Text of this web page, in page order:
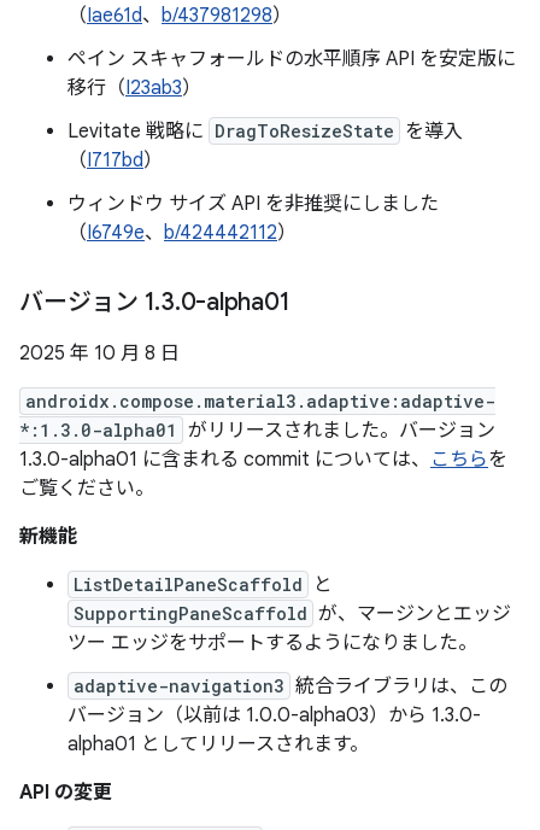
（Iae61d、 b/437981298）
ペイン スキャフォールドの水平順序 API を安定版に
移行（I23ab3）
Levitate 戦略に DragToResizeState を導入
（I717bd）
ウィンドウ サイズ API を非推奨にしました
（I6749e、 b/424442112）
バージョン 1.3.0-alpha01
2025 年 10 月 8 日
androidx.compose.material3.adaptive:adaptive-
*:1.3.0-alpha01
がリリースされました。バージョン
1.3.0-alpha01 に含まれる commit については、 こちらを
ご覧ください。
新機能
ListDetailPaneScaffold と
SupportingPaneScaffold が、マージンとエッジ
ツー エッジをサポートするようになりました。
adaptive-navigation3 統合ライブラリは、この
バージョン（以前は 1.0.0-alpha03）から 1.3.0-
alpha01 としてリリースされます。
API の変更